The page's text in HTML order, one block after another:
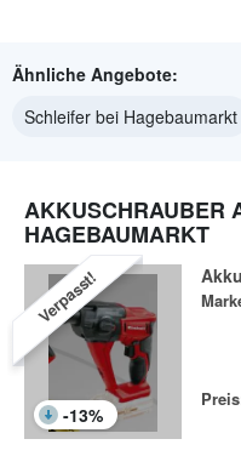
Ähnliche Angebote:
Schleifer bei Hagebaumarkt
AKKUSCHRAUBER
HAGEBAUMARKT
Verpasst!
-13%